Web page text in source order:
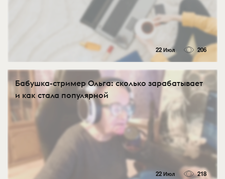
22 Июл 206
Бабушка-стример Ольга: сколько зарабатывает
и как стала популярной
22 Июл 218